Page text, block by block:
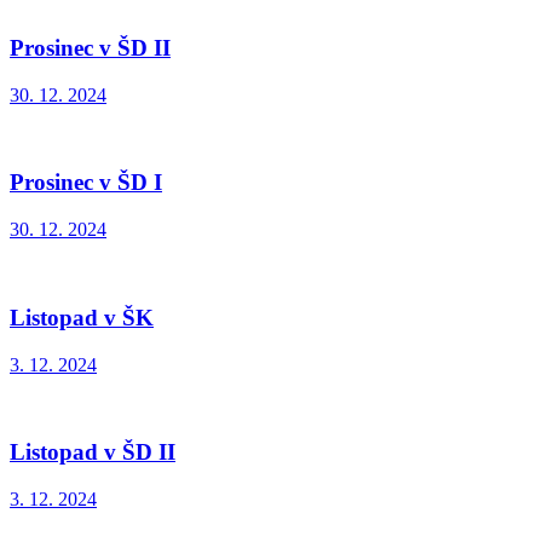
Prosinec v ŠD II
30. 12. 2024
Prosinec v ŠD I
30. 12. 2024
Listopad v ŠK
3. 12. 2024
Listopad v ŠD II
3. 12. 2024